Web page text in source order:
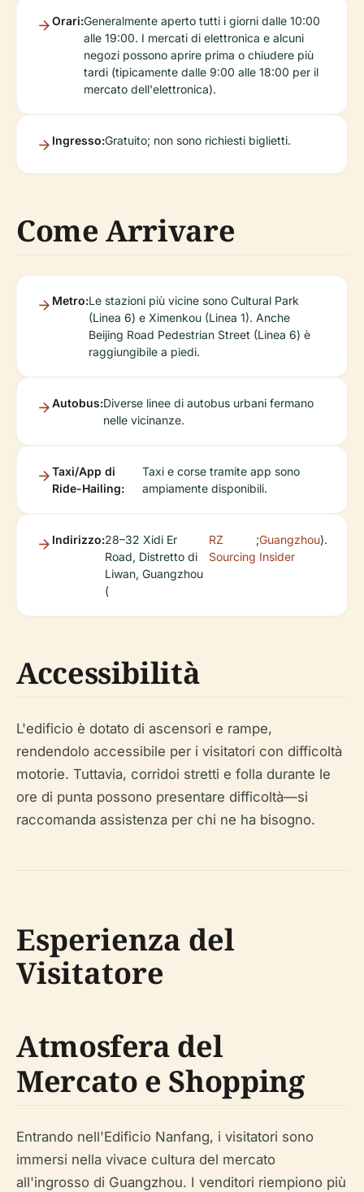
Orari:Generalmente aperto tutti i giorni dalle 10:00
alle 19:00. I mercati di elettronica e alcuni
negozi possono aprire prima o chiudere più
tardi (tipicamente dalle 9:00 alle 18:00 per il
mercato dell'elettronica).
Ingresso:Gratuito; non sono richiesti biglietti.
Come Arrivare
Metro:Le stazioni più vicine sono Cultural Park
(Linea 6) e Ximenkou (Linea 1). Anche
Beijing Road Pedestrian Street (Linea 6) è
raggiungibile a piedi.
Autobus:Diverse linee di autobus urbani fermano
nelle vicinanze.
Taxi/App di
Ride-Hailing:
Taxi e corse tramite app sono
ampiamente disponibili.
Indirizzo:28–32 Xidi Er
Road, Distretto di
Liwan, Guangzhou
(
RZ
Sourcing
;Guangzhou
Insider
).
Accessibilità
L'edificio è dotato di ascensori e rampe,
rendendolo accessibile per i visitatori con difficoltà
motorie. Tuttavia, corridoi stretti e folla durante le
ore di punta possono presentare difficoltà—si
raccomanda assistenza per chi ne ha bisogno.
Esperienza del
Visitatore
Atmosfera del
Mercato e Shopping
Entrando nell'Edificio Nanfang, i visitatori sono
immersi nella vivace cultura del mercato
all'ingrosso di Guangzhou. I venditori riempiono più